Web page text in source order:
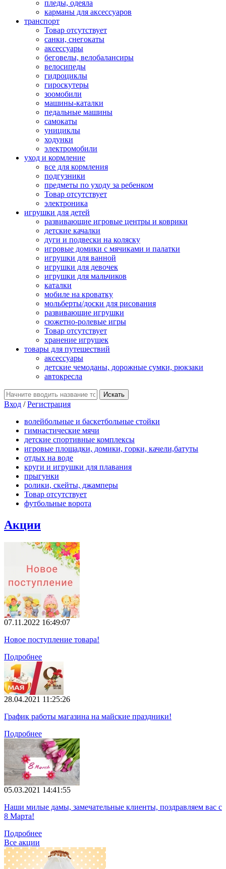
пледы, одеяла
карманы для аксеcсуаров
транспорт
Товар отсутствует
санки, снегокаты
аксессуары
беговелы, велобалансиры
велосипеды
гидроциклы
гироскутеры
зоомобили
машины-каталки
педальные машины
самокаты
унициклы
ходунки
электромобили
уход и кормление
все для кормления
подгузники
предметы по уходу за ребенком
Товар отсутствует
электроника
игрушки для детей
развивающие игровые центры и коврики
детские качалки
дуги и подвески на коляску
игровые домики с мячиками и палатки
игрушки для ванной
игрушки для девочек
игрушки для мальчиков
каталки
мобиле на кроватку
мольберты/доски для рисования
развивающие игрушки
сюжетно-ролевые игры
Товар отсутствует
хранение игрушек
товары для путешествий
аксессуары
детские чемоданы, дорожные сумки, рюкзаки
автокресла
Вход /Регистрация
волейбольные и баскетбольные стойки
гимнастические мячи
детские спортивные комплексы
игровые площадки, домики, горки, качели,батуты
отдых на воде
круги и игрушки для плавания
прыгунки
ролики, скейты, джамперы
Товар отсутствует
футбольные ворота
Акции
07.11.2022 16:49:07
Новое поступление товара!
Подробнее
28.04.2021 11:25:26
График работы магазина на майские праздники!
Подробнее
05.03.2021 14:41:55
Наши милые дамы, замечательные клиенты, поздравляем вас с
8 Марта!
Подробнее
Все акции